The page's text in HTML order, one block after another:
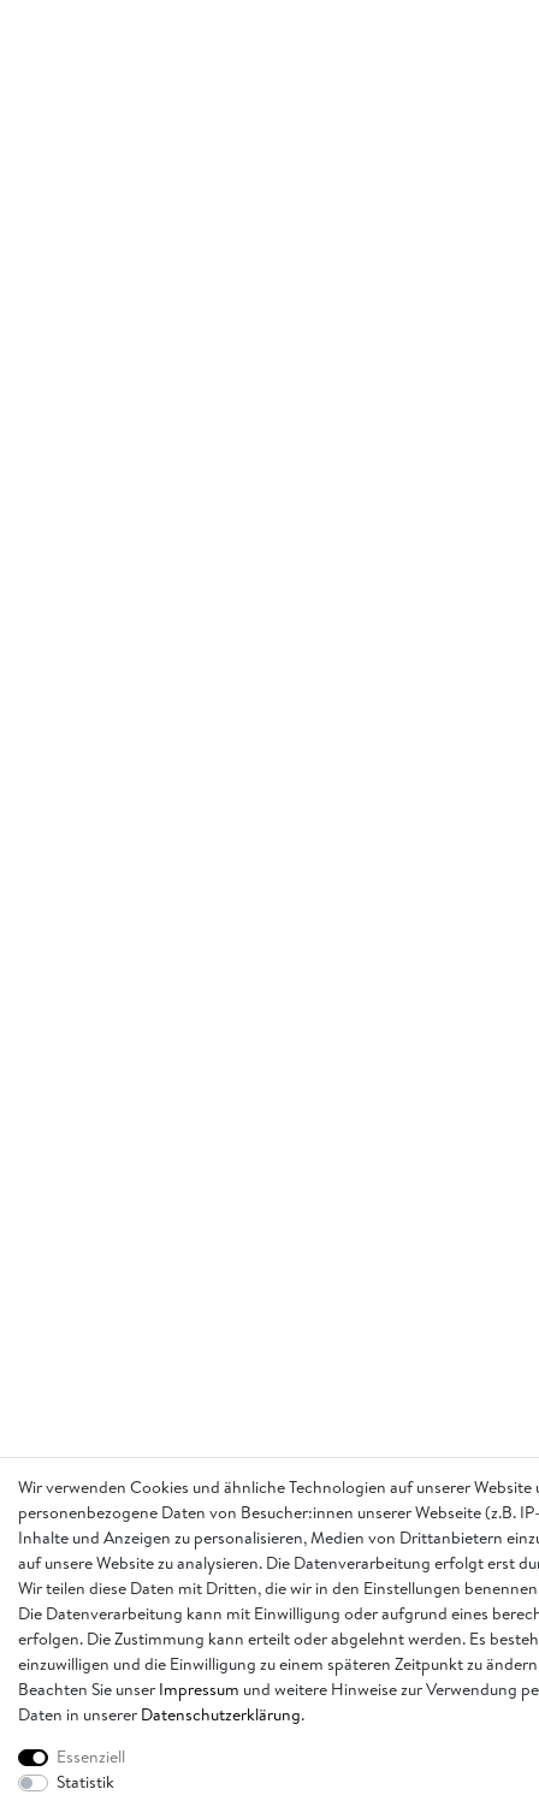
Wir verwenden Cookies und ähnliche Technologien auf unserer
personenbezogene Daten von Besucher:innen unserer Webseite (z.B.
Inhalte und Anzeigen zu personalisieren, Medien von Drittanbietern
auf unsere Website zu analysieren. Die Datenverarbeitung erfolgt erst
Wir teilen diese Daten mit Dritten, die wir in den Einstellungen
Die Datenverarbeitung kann mit Einwilligung oder aufgrund eines
erfolgen. Die Zustimmung kann erteilt oder abgelehnt werden. Es
einzuwilligen und die Einwilligung zu einem späteren Zeitpunkt zu
Beachten Sie unser Impressum und weitere Hinweise zur Verwendung
Daten in unserer Daten­schutz­erklärung.
Essenziell
Statistik